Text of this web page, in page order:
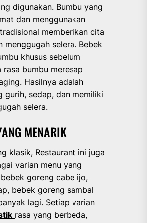
digunakan. Bumbu yang
dan menggunakan
memberikan cita
menggugah selera. Bebek
khusus sebelum
bumbu meresap
Hasilnya adalah
gurih, sedap, dan memiliki
selera.
MENARIK
klasik, Restaurant ini juga
varian menu yang
goreng cabe ijo,
bebek goreng sambal
lagi. Setiap varian
rasa yang berbeda,